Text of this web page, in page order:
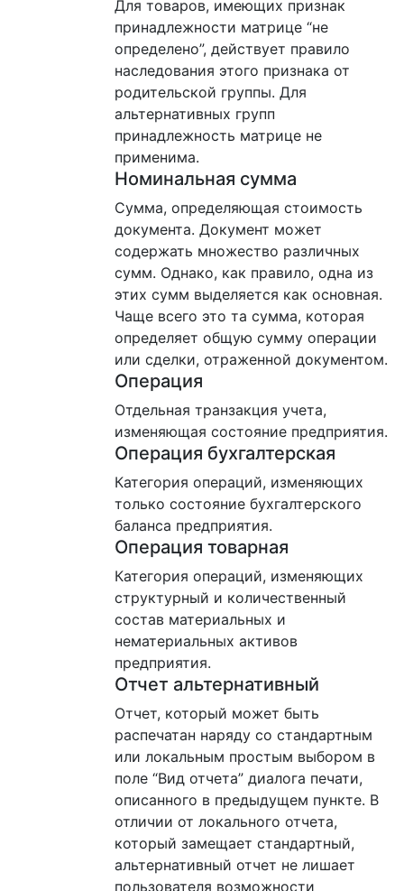
Для товаров, имеющих признак
принадлежности матрице “не
определено”, действует правило
наследования этого признака от
родительской группы. Для
альтернативных групп
принадлежность матрице не
применима.
Номинальная сумма
Сумма, определяющая стоимость
документа. Документ может
содержать множество различных
сумм. Однако, как правило, одна из
этих сумм выделяется как основная.
Чаще всего это та сумма, которая
определяет общую сумму операции
или сделки, отраженной документом.
Операция
Отдельная транзакция учета,
изменяющая состояние предприятия.
Операция бухгалтерская
Категория операций, изменяющих
только состояние бухгалтерского
баланса предприятия.
Операция товарная
Категория операций, изменяющих
структурный и количественный
состав материальных и
нематериальных активов
предприятия.
Отчет альтернативный
Отчет, который может быть
распечатан наряду со стандартным
или локальным простым выбором в
поле “Вид отчета” диалога печати,
описанного в предыдущем пункте. В
отличии от локального отчета,
который замещает стандартный,
альтернативный отчет не лишает
пользователя возможности